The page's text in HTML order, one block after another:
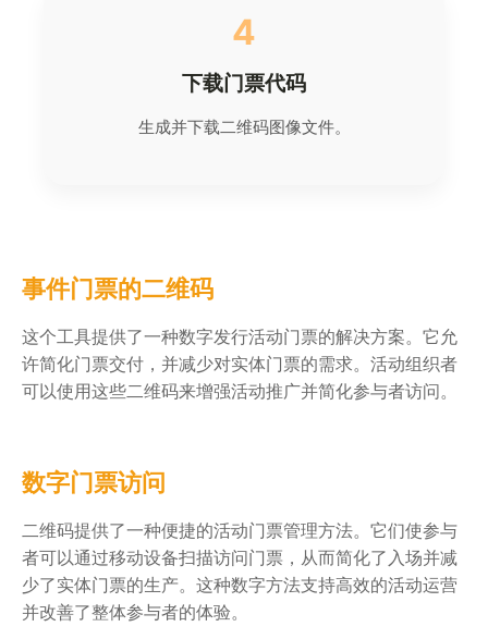
4
下载门票代码
生成并下载二维码图像文件。
事件门票的二维码
这个工具提供了一种数字发行活动门票的解决方案。它允
许简化门票交付，并减少对实体门票的需求。活动组织者
可以使用这些二维码来增强活动推广并简化参与者访问。
数字门票访问
二维码提供了一种便捷的活动门票管理方法。它们使参与
者可以通过移动设备扫描访问门票，从而简化了入场并减
少了实体门票的生产。这种数字方法支持高效的活动运营
并改善了整体参与者的体验。